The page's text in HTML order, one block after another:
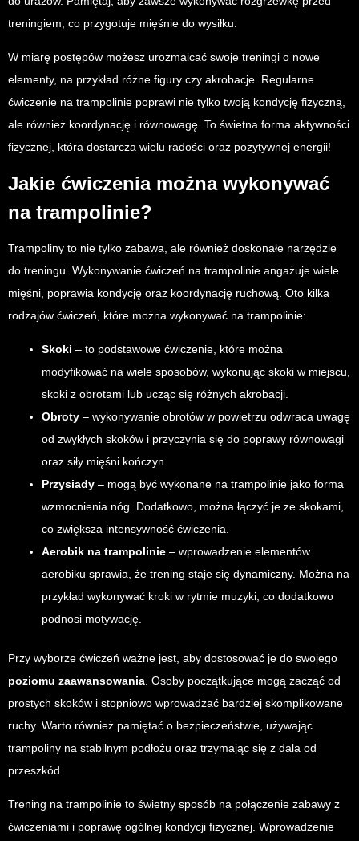
treningiem, co przygotuje mięśnie do wysiłku.
W miarę postępów możesz urozmaicać swoje treningi o nowe
elementy, na przykład różne figury czy akrobacje. Regularne
ćwiczenie na trampolinie poprawi nie tylko twoją kondycję fizyczną,
ale również koordynację i równowagę. To świetna forma aktywności
fizycznej, która dostarcza wielu radości oraz pozytywnej energii!
Jakie ćwiczenia można wykonywać
na trampolinie?
Trampoliny to nie tylko zabawa, ale również doskonałe narzędzie
do treningu. Wykonywanie ćwiczeń na trampolinie angażuje wiele
mięśni, poprawia kondycję oraz koordynację ruchową. Oto kilka
rodzajów ćwiczeń, które można wykonywać na trampolinie:
Skoki – to podstawowe ćwiczenie, które można
modyfikować na wiele sposobów, wykonując skoki w miejscu,
skoki z obrotami lub ucząc się różnych akrobacji.
Obroty – wykonywanie obrotów w powietrzu odwraca uwagę
od zwykłych skoków i przyczynia się do poprawy równowagi
oraz siły mięśni kończyn.
Przysiady – mogą być wykonane na trampolinie jako forma
wzmocnienia nóg. Dodatkowo, można łączyć je ze skokami,
co zwiększa intensywność ćwiczenia.
Aerobik na trampolinie – wprowadzenie elementów
aerobiku sprawia, że trening staje się dynamiczny. Można na
przykład wykonywać kroki w rytmie muzyki, co dodatkowo
podnosi motywację.
Przy wyborze ćwiczeń ważne jest, aby dostosować je do swojego
poziomu zaawansowania . Osoby początkujące mogą zacząć od
prostych skoków i stopniowo wprowadzać bardziej skomplikowane
ruchy. Warto również pamiętać o bezpieczeństwie, używając
trampoliny na stabilnym podłożu oraz trzymając się z dala od
przeszkód.
Trening na trampolinie to świetny sposób na połączenie zabawy z
ćwiczeniami i poprawę ogólnej kondycji fizycznej. Wprowadzenie